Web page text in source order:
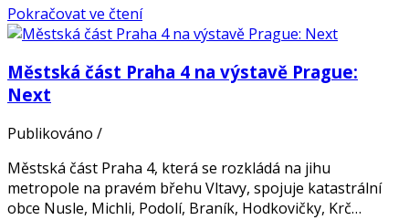
Pokračovat ve čtení
Městská část Praha 4 na výstavě Prague:
Next
Publikováno /
Městská část Praha 4, která se rozkládá na jihu
metropole na pravém břehu Vltavy, spojuje katastrální
obce Nusle, Michli, Podolí, Braník, Hodkovičky, Krč…